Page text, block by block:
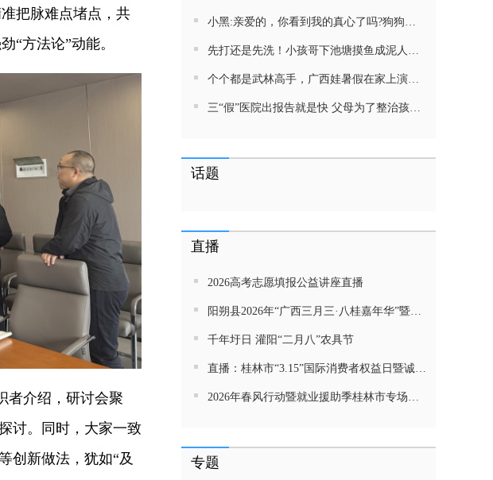
把脉难点堵点，共
“方法论”动能。
者介绍，研讨会聚
讨。同时，大家一致
创新做法，犹如“及
小黑:亲爱的，你看到我的真心了吗?狗狗雨中等好朋狗不愿离去，网友:确实搞笑，黄黄都有男朋友，你却没有
先打还是先洗！小孩哥下池塘摸鱼成泥人！网友：这才是童年该有的样子，好怀念
个个都是武林高手，广西娃暑假在家上演武侠片，80后90后:以前我们也这样玩
三“假”医院出报告就是快 父母为了整治孩子少吃零食想尽了办法 网友：“又有”笑死我了
话题
直播
2026高考志愿填报公益讲座直播
阳朔县2026年“广西三月三·八桂嘉年华”暨金龙巡游活动直播
千年圩日 灌阳“二月八”农具节
直播：桂林市“3.15”国际消费者权益日暨诚信教育主题活动网民面对面活动
2026年春风行动暨就业援助季桂林市专场招聘活动直播带岗
专题